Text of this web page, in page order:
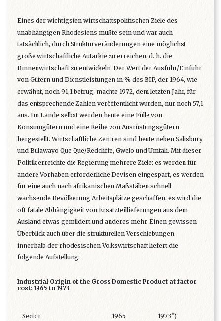
Eines der wichtigsten wirtschaftspolitischen Ziele des
unabhängigen Rhodesiens mußte sein und war auch
tatsächlich, durch Strukturveränderungen eine möglichst
große wirtschaftliche Autarkie zu erreichen, d. h. die
Binnenwirtschaft zu entwickeln. Der Wert der Ausfuhr/Einfuhr
von Gütern und Dienstleistungen in % des BIP, der 1964, wie
erwähnt, noch 91,1 betrug, machte 1972, dem letzten Jahr, für
das entsprechende Zahlen veröffentlicht wurden, nur noch 57,1
aus. Im Lande selbst werden heute eine Fülle von
Konsumgütern und eine Reihe von Ausrüstungsgütern
hergestellt. Wirtschaftliche Zentren sind heute neben Salisbury
und Bulawayo Que Que/Redcliffe, Gwelo und Umtali. Mit dieser
Politik erreichte die Regierung mehrere Ziele: es werden für
andere Vorhaben erforderliche Devisen eingespart, es werden
für eine auch nach afrikanischen Maßstäben schnell
wachsende Bevölkerung Arbeitsplätze geschaffen, es wird die
oft fatale Abhängigkeit von Ersatzteillieferungen aus dem
Ausland etwas gemildert und anderes mehr. Einen gewissen
Überblick auch über die strukturellen Verschiebungen
innerhalb der rhodesischen Volkswirtschaft liefert die
folgende Aufstellung:
Industrial Origin of the Gross Domestic Product at factor
cost: 1965 to 1973
Sector 1965 1973*)